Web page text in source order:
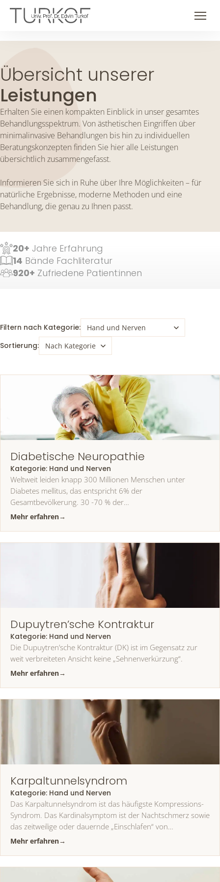
Skip
Übersicht unserer
Leistungen
Erhalten Sie einen kompakten Einblick in unser gesamtes
Behandlungsspektrum. Von ästhetischen Eingriffen über
minimalinvasive Behandlungen bis hin zu individuellen
Beratungskonzepten finden Sie hier alle Leistungen
übersichtlich zusammengefasst.
Informieren Sie sich in Ruhe über Ihre Möglichkeiten – für
natürliche Ergebnisse, moderne Methoden und eine
Behandlung, die genau zu Ihnen passt.
20+ Jahre Erfahrung
14 Bände Fachliteratur
920+ Zufriedene Patient:innen
Filtern nach Kategorie:
Sortierung:
Diabetische Neuropathie
Kategorie: Hand und Nerven
Weltweit leiden knapp 300 Millionen Menschen unter
Diabetes mellitus, das entspricht 6% der
Gesamtbevölkerung. 30 -70 % der…
Mehr erfahren→
Dupuytren’sche Kontraktur
Kategorie: Hand und Nerven
Die Dupuytren’sche Kontraktur (DK) ist im Gegensatz zur
weit verbreiteten Ansicht keine „Sehnenverkürzung“.
Mehr erfahren→
Karpaltunnelsyndrom
Kategorie: Hand und Nerven
Das Karpaltunnelsyndrom ist das häufigste Kompressions-
Syndrom. Das Kardinalsymptom ist der Nachtschmerz sowie
das zeitweilige oder dauernde „Einschlafen“ von…
Mehr erfahren→